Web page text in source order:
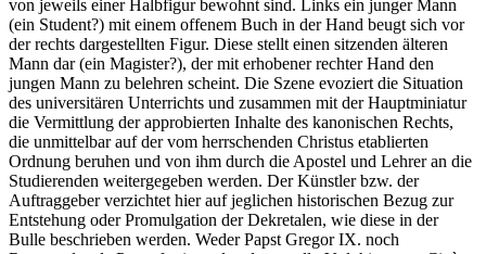
von jeweils einer Halbfigur bewohnt sind. Links ein junger Mann
(ein Student?) mit einem offenem Buch in der Hand beugt sich vor
der rechts dargestellten Figur. Diese stellt einen sitzenden älteren
Mann dar (ein Magister?), der mit erhobener rechter Hand den
jungen Mann zu belehren scheint. Die Szene evoziert die Situation
des universitären Unterrichts und zusammen mit der Hauptminiatur
die Vermittlung der approbierten Inhalte des kanonischen Rechts,
die unmittelbar auf der vom herrschenden Christus etablierten
Ordnung beruhen und von ihm durch die Apostel und Lehrer an die
Studierenden weitergegeben werden. Der Künstler bzw. der
Auftraggeber verzichtet hier auf jeglichen historischen Bezug zur
Entstehung oder Promulgation der Dekretalen, wie diese in der
Bulle beschrieben werden. Weder Papst Gregor IX. noch